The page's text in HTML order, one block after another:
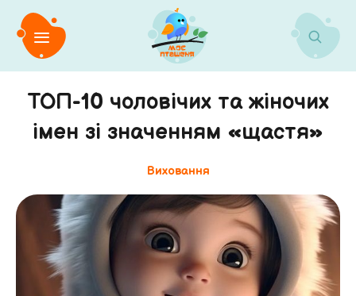
ТОП-10 чоловічих та жіночих
імен зі значенням «щастя»
Виховання